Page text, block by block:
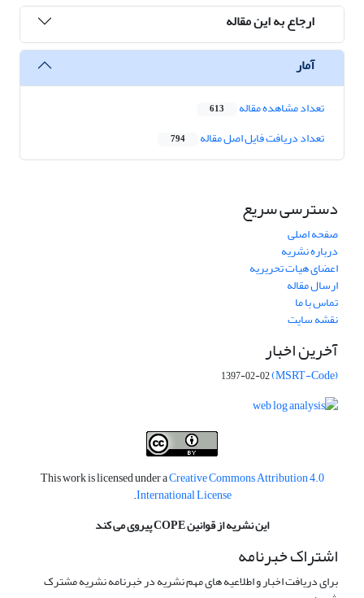
ارجاع به این مقاله
آمار
تعداد مشاهده مقاله 613
تعداد دریافت فایل اصل مقاله 794
دسترسی سریع
صفحه اصلی
درباره نشریه
اعضای هیات تحریریه
ارسال مقاله
تماس با ما
نقشه سایت
آخرین اخبار
(MSRT-Code)
1397-02-02
This work is licensed under aCreative Commons Attribution 4.0
International License
.
این نشریه از قوانین COPE پیروی می کند
اشتراک خبرنامه
برای دریافت اخبار و اطلاعیه های مهم نشریه در خبرنامه نشریه مشترک